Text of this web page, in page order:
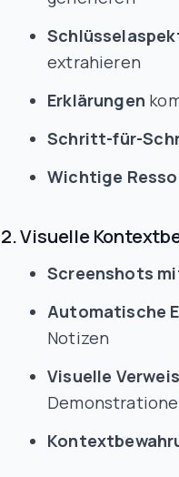
extrahieren
Erklärungen
Schritt-für-
Wichtige
2. Visuelle
Screenshots
Automatische
Notizen
Visuelle